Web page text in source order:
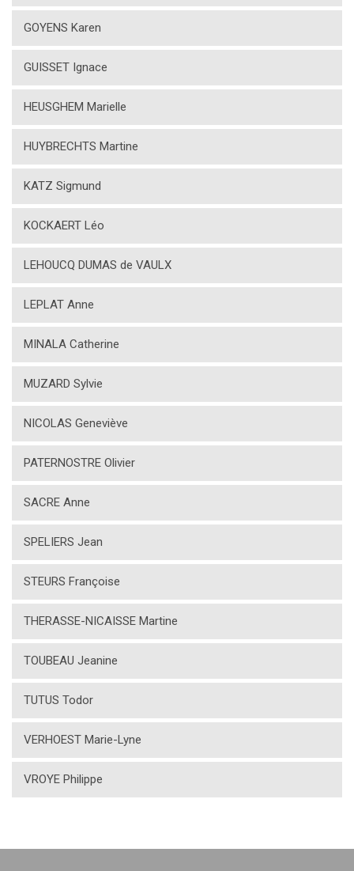
GOYENS Karen
GUISSET Ignace
HEUSGHEM Marielle
HUYBRECHTS Martine
KATZ Sigmund
KOCKAERT Léo
LEHOUCQ DUMAS de VAULX
LEPLAT Anne
MINALA Catherine
MUZARD Sylvie
NICOLAS Geneviève
PATERNOSTRE Olivier
SACRE Anne
SPELIERS Jean
STEURS Françoise
THERASSE-NICAISSE Martine
TOUBEAU Jeanine
TUTUS Todor
VERHOEST Marie-Lyne
VROYE Philippe